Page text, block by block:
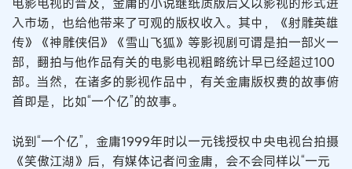
入市场，也给他带来了可观的版权收入。其中，《射雕英雄
传》《神雕侠侣》《雪山飞狐》等影视剧可谓是拍一部火一
部，翻拍与他作品有关的电影电视粗略统计早已经超过100
部。当然，在诸多的影视作品中，有关金庸版权费的故事俯
首即是，比如“一个亿”的故事。
说到“一个亿”，金庸1999年时以一元钱授权中央电视台拍摄
《笑傲江湖》后，有媒体记者问金庸，会不会同样以“一元